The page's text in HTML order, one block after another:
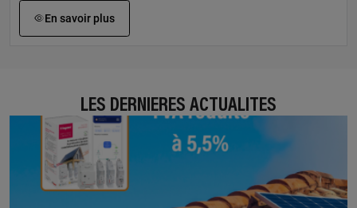
En savoir plus
LES DERNIÈRES ACTUALITÉS